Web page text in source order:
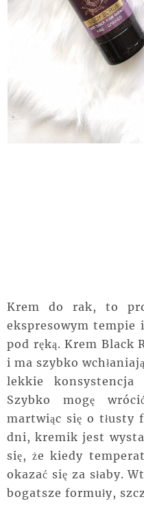
Krem do rak, to
ekspresowymtempie
pod ręką. Krem Black
i ma szybko
lekkie konsystencja
Szybko mogę
martwiąc się o tłusty
dni,kremik jest
się, że kiedy
okazać się za słaby.
bogatsze formuły,